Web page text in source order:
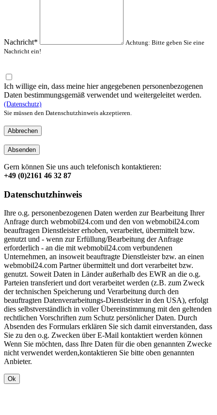
Nachricht*
Achtung: Bitte geben Sie eine
Nachricht ein!
Ich willige ein, dass meine hier angegebenen personenbezogenen
Daten bestimmungsgemäß verwendet und weitergeleitet werden.
(Datenschutz)
Sie müssen den Datenschutzhinweis akzeptieren.
Abbrechen
Absenden
Gern können Sie uns auch telefonisch kontaktieren:
+49 (0)2161 46 32 87
Datenschutzhinweis
Ihre o.g. personenbezogenen Daten werden zur Bearbeitung Ihrer
Anfrage durch webmobil24.com und den von webmobil24.com
beauftragen Dienstleister erhoben, verarbeitet, übermittelt bzw.
genutzt und - wenn zur Erfüllung/Bearbeitung der Anfrage
erforderlich - an die mit webmobil24.com verbundenen
Unternehmen, an insoweit beauftragte Dienstleister bzw. an einen
webmobil24.com Partner übermittelt und dort verarbeitet bzw.
genutzt. Soweit Daten in Länder außerhalb des EWR an die o.g.
Parteien transferiert und dort verarbeitet werden (z.B. zum Zweck
der technischen Speicherung und Verarbeitung durch den
beauftragten Datenverarbeitungs-Dienstleister in den USA), erfolgt
dies selbstverständlich in voller Übereinstimmung mit den geltenden
rechtlichen Vorschriften zum Schutz persönlicher Daten. Durch
Absenden des Formulars erklären Sie sich damit einverstanden, dass
Sie zu den o.g. Zwecken über E-Mail kontaktiert werden können
Wenn Sie möchten, dass Ihre Daten für die oben genannten Zwecke
nicht verwendet werden,kontaktieren Sie bitte oben genannten
Anbieter.
Ok